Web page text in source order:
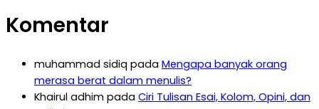
Komentar
muhammad sidiq pada Mengapa banyak orang
merasa berat dalam menulis?
Khairul adhim pada Ciri Tulisan Esai, Kolom, Opini, dan